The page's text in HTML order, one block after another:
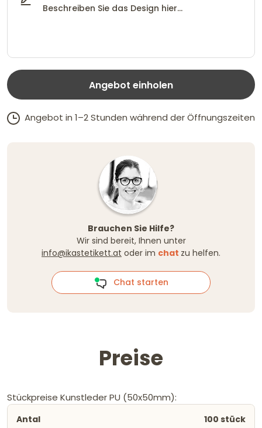
Angebot einholen
Angebot in 1–2 Stunden während der Öffnungszeiten
Brauchen Sie Hilfe?
Wir sind bereit, Ihnen unter
info@ikastetikett.at oder im chat zu helfen.
Chat starten
Preise
Stückpreise Kunstleder PU (50x50mm):
100 stück